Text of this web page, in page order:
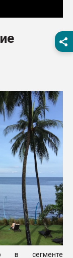
первый план в
бутылок
ПЕРЕЙТИ НА
в сегменте